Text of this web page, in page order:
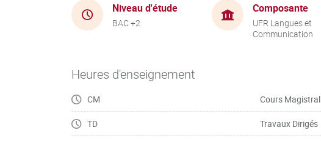
Niveau d'étude
BAC +2
Composante
UFR Langues et
Communication
Heures d'enseignement
CM Cours Magistral
TD Travaux Dirigés